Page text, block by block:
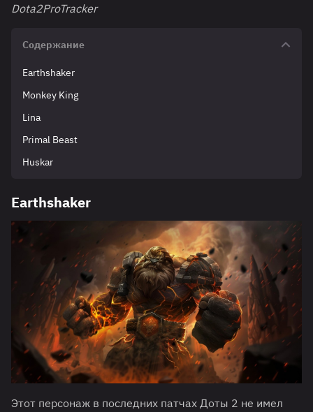
Dota2ProTracker
Содержание
Earthshaker
Monkey King
Lina
Primal Beast
Huskar
Earthshaker
Этот персонаж в последних патчах Доты 2 не имел